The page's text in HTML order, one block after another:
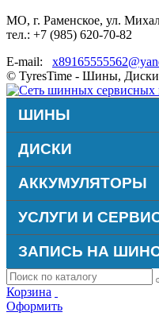
МО, г. Раменское, ул.
тел.: +7 (985) 620-70-82
E-mail:
© TyresTime - Шины,
ШИНЫ
ДИСКИ
АККУМУЛЯТОРЫ
УСЛУГИ И
ЗАПИСЬ НА
Корзина
Оформить